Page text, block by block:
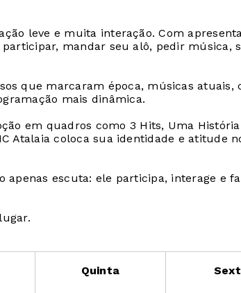
leve e muita interação. Com
mandar seu alô, pedir música,
que marcaram época, músicas atuais,
mais dinâmica.
em quadros como 3 Hits, Uma
Atalaia coloca sua identidade e atitude
escuta: ele participa, interage e
Quinta